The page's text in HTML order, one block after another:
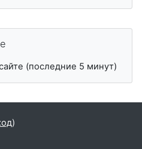
(последние 5 минут)
)